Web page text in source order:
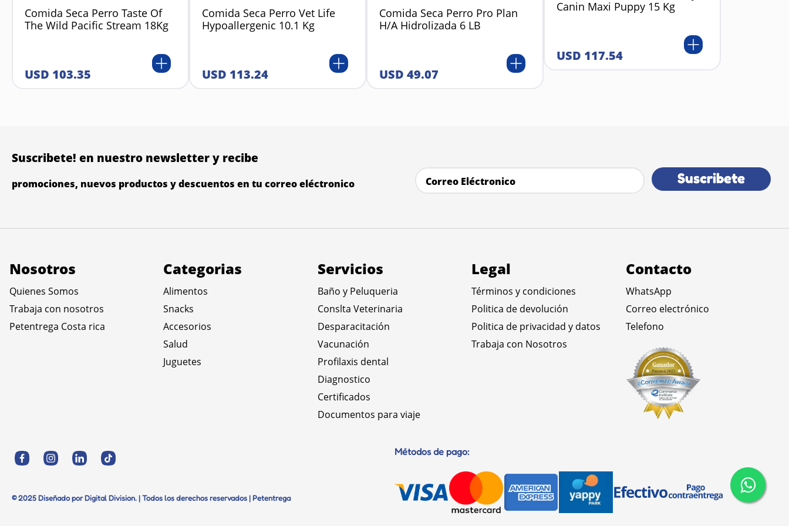
Comida Seca Perro Taste Of
The Wild Pacific Stream 18Kg
USD 103.35
Comida Seca Perro Vet Life
Hypoallergenic 10.1 Kg
USD 113.24
Comida Seca Perro Pro Plan
H/A Hidrolizada 6 LB
USD 49.07
Canin Maxi Puppy 15 Kg
USD 117.54
Suscribete! en nuestro newsletter y recibe
promociones, nuevos productos y descuentos en tu correo eléctronico Suscribete
Nosotros
Quienes Somos
Trabaja con nosotros
Petentrega Costa rica
Categorias
Alimentos
Snacks
Accesorios
Salud
Juguetes
Servicios
Baño y Peluqueria
Conslta Veterinaria
Desparacitación
Vacunación
Profilaxis dental
Diagnostico
Certificados
Documentos para viaje
Legal
Términos y condiciones
Politica de devolución
Politica de privacidad y datos
Trabaja con Nosotros
Contacto
WhatsApp
Correo electrónico
Telefono
© 2025 Diseñado por Digital Division. | Todos los derechos reservados | Petentrega
Métodos de pago: